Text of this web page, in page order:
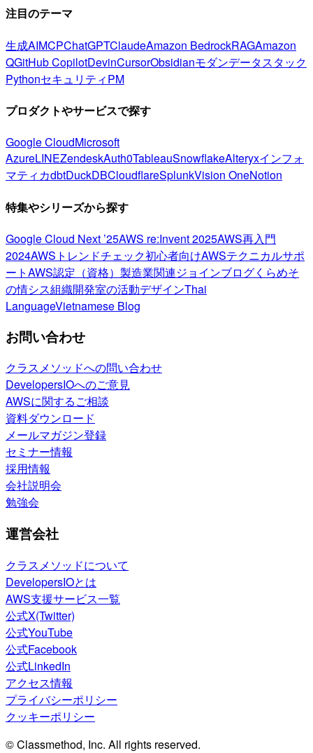
注目のテーマ
生成AIMCPChatGPTClaudeAmazon BedrockRAGAmazon
QGitHub CopilotDevinCursorObsidianモダンデータスタック
PythonセキュリティPM
プロダクトやサービスで探す
Google CloudMicrosoft
AzureLINEZendeskAuth0TableauSnowflakeAlteryxインフォ
マティカdbtDuckDBCloudflareSplunkVision OneNotion
特集やシリーズから探す
Google Cloud Next ’25AWS re:Invent 2025AWS再入門
2024AWSトレンドチェック初心者向けAWSテクニカルサポ
ートAWS認定（資格） 製造業関連ジョインブログくらめそ
の情シス組織開発室の活動デザインThai
LanguageVietnamese Blog
お問い合わせ
クラスメソッドへの問い合わせ
DevelopersIOへのご意見
AWSに関するご相談
資料ダウンロード
メールマガジン登録
セミナー情報
採用情報
会社説明会
勉強会
運営会社
クラスメソッドについて
DevelopersIOとは
AWS支援サービス一覧
公式X(Twitter)
公式YouTube
公式Facebook
公式LinkedIn
アクセス情報
プライバシーポリシー
クッキーポリシー
© Classmethod, Inc. All rights reserved.